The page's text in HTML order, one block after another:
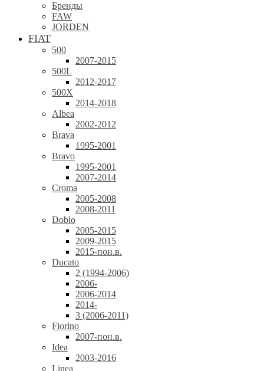
Бренды
FAW
JORDEN
FIAT
500
2007-2015
500L
2012-2017
500X
2014-2018
Albea
2002-2012
Brava
1995-2001
Bravo
1995-2001
2007-2014
Croma
2005-2008
2008-2011
Doblo
2005-2015
2009-2015
2015-пон.в.
Ducato
2 (1994-2006)
2006-
2006-2014
2014-
3 (2006-2011)
Fiorino
2007-пон.в.
Idea
2003-2016
Linea